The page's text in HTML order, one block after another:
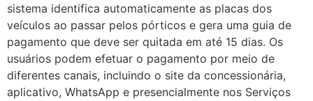
sistema identifica automaticamente as placas dos
veículos ao passar pelos pórticos e gera uma guia de
pagamento que deve ser quitada em até 15 dias. Os
usuários podem efetuar o pagamento por meio de
diferentes canais, incluindo o site da concessionária,
aplicativo, WhatsApp e presencialmente nos Serviços